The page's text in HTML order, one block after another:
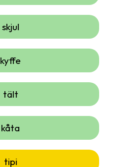
skjul
kyffe
tält
kåta
tipi